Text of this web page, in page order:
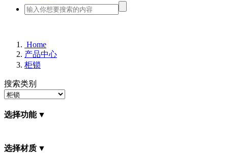
Home
产品中心
柜锁
搜索类别
选择功能
选择材质